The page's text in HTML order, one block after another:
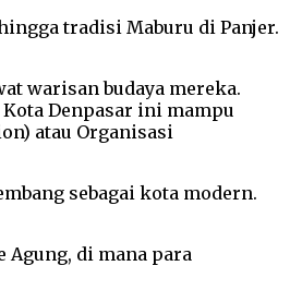
tradisi Maburu di Panjer.
warisan budaya mereka.
Denpasar ini mampu
atau Organisasi
sebagai kota modern.
di mana para